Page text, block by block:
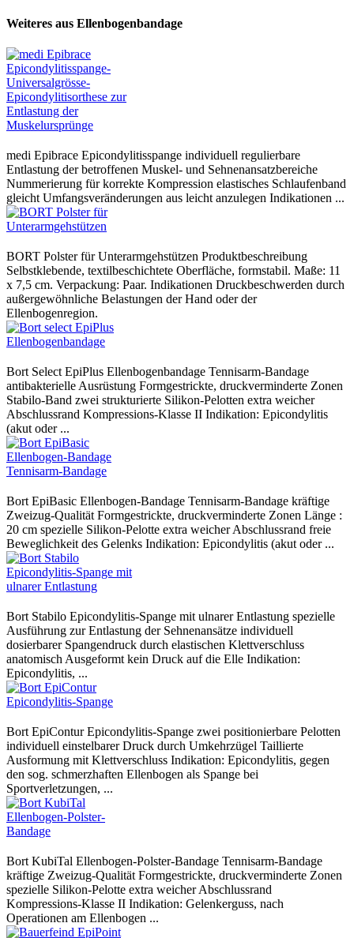
Weiteres aus Ellenbogenbandage
medi Epibrace Epicondylitisspange individuell regulierbare
Entlastung der betroffenen Muskel- und Sehnenansatzbereiche
Nummerierung für korrekte Kompression elastisches Schlaufenband
gleicht Umfangsveränderungen aus leicht anzulegen Indikationen ...
BORT Polster für Unterarmgehstützen Produktbeschreibung
Selbstklebende, textilbeschichtete Oberfläche, formstabil. Maße: 11
x 7,5 cm. Verpackung: Paar. Indikationen Druckbeschwerden durch
außergewöhnliche Belastungen der Hand oder der
Ellenbogenregion.
Bort Select EpiPlus Ellenbogenbandage Tennisarm-Bandage
antibakterielle Ausrüstung Formgestrickte, druckverminderte Zonen
Stabilo-Band zwei strukturierte Silikon-Pelotten extra weicher
Abschlussrand Kompressions-Klasse II Indikation: Epicondylitis
(akut oder ...
Bort EpiBasic Ellenbogen-Bandage Tennisarm-Bandage kräftige
Zweizug-Qualität Formgestrickte, druckverminderte Zonen Länge :
20 cm spezielle Silikon-Pelotte extra weicher Abschlussrand freie
Beweglichkeit des Gelenks Indikation: Epicondylitis (akut oder ...
Bort Stabilo Epicondylitis-Spange mit ulnarer Entlastung spezielle
Ausführung zur Entlastung der Sehnenansätze individuell
dosierbarer Spangendruck durch elastischen Klettverschluss
anatomisch Ausgeformt kein Druck auf die Elle Indikation:
Epicondylitis, ...
Bort EpiContur Epicondylitis-Spange zwei positionierbare Pelotten
individuell einstelbarer Druck durch Umkehrzügel Taillierte
Ausformung mit Klettverschluss Indikation: Epicondylitis, gegen
den sog. schmerzhaften Ellenbogen als Spange bei
Sportverletzungen, ...
Bort KubiTal Ellenbogen-Polster-Bandage Tennisarm-Bandage
kräftige Zweizug-Qualität Formgestrickte, druckverminderte Zonen
spezielle Silikon-Pelotte extra weicher Abschlussrand
Kompressions-Klasse II Indikation: Gelenkerguss, nach
Operationen am Ellenbogen ...